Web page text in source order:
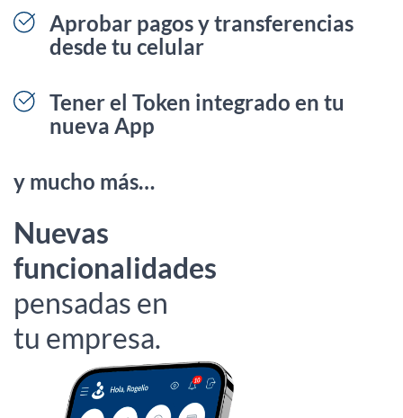
Aprobar pagos y transferencias
desde tu celular
Tener el Token integrado en tu
nueva App
y mucho más…
Nuevas
funcionalidades
pensadas en
tu empresa.